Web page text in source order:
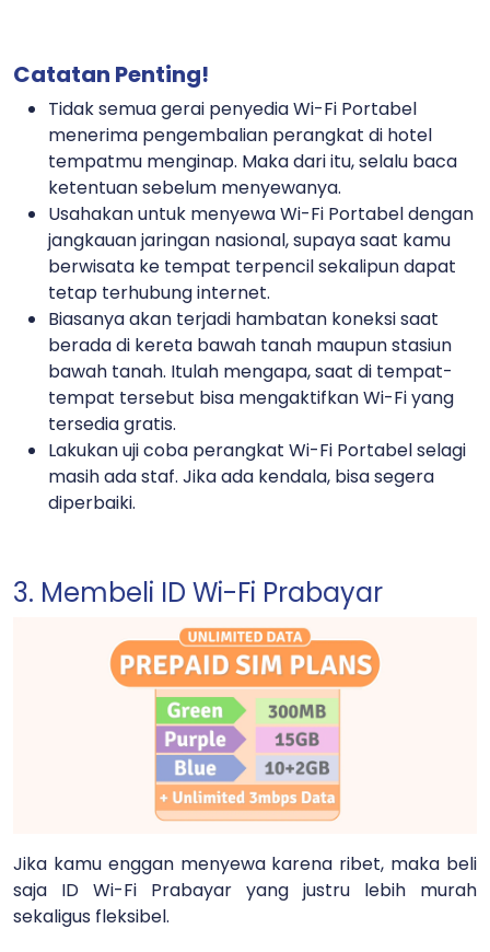
Catatan Penting!
Tidak semua gerai penyedia Wi-Fi Portabel
menerima pengembalian perangkat di hotel
tempatmu menginap. Maka dari itu, selalu baca
ketentuan sebelum menyewanya.
Usahakan untuk menyewa Wi-Fi Portabel dengan
jangkauan jaringan nasional, supaya saat kamu
berwisata ke tempat terpencil sekalipun dapat
tetap terhubung internet.
Biasanya akan terjadi hambatan koneksi saat
berada di kereta bawah tanah maupun stasiun
bawah tanah. Itulah mengapa, saat di tempat-
tempat tersebut bisa mengaktifkan Wi-Fi yang
tersedia gratis.
Lakukan uji coba perangkat Wi-Fi Portabel selagi
masih ada staf. Jika ada kendala, bisa segera
diperbaiki.
3. Membeli ID Wi-Fi Prabayar
Jika kamu enggan menyewa karena ribet, maka beli
saja ID Wi-Fi Prabayar yang justru lebih murah
sekaligus fleksibel.